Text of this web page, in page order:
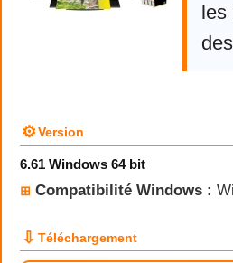
les
⚙Version
6.61 Windows 64 bit
⊞ Compatibilité Windows :
⇩ Téléchargement